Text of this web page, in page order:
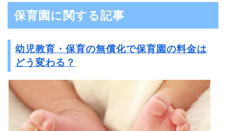
保育園に関する記事
幼児教育・保育の無償化で保育園の料金は
どう変わる？